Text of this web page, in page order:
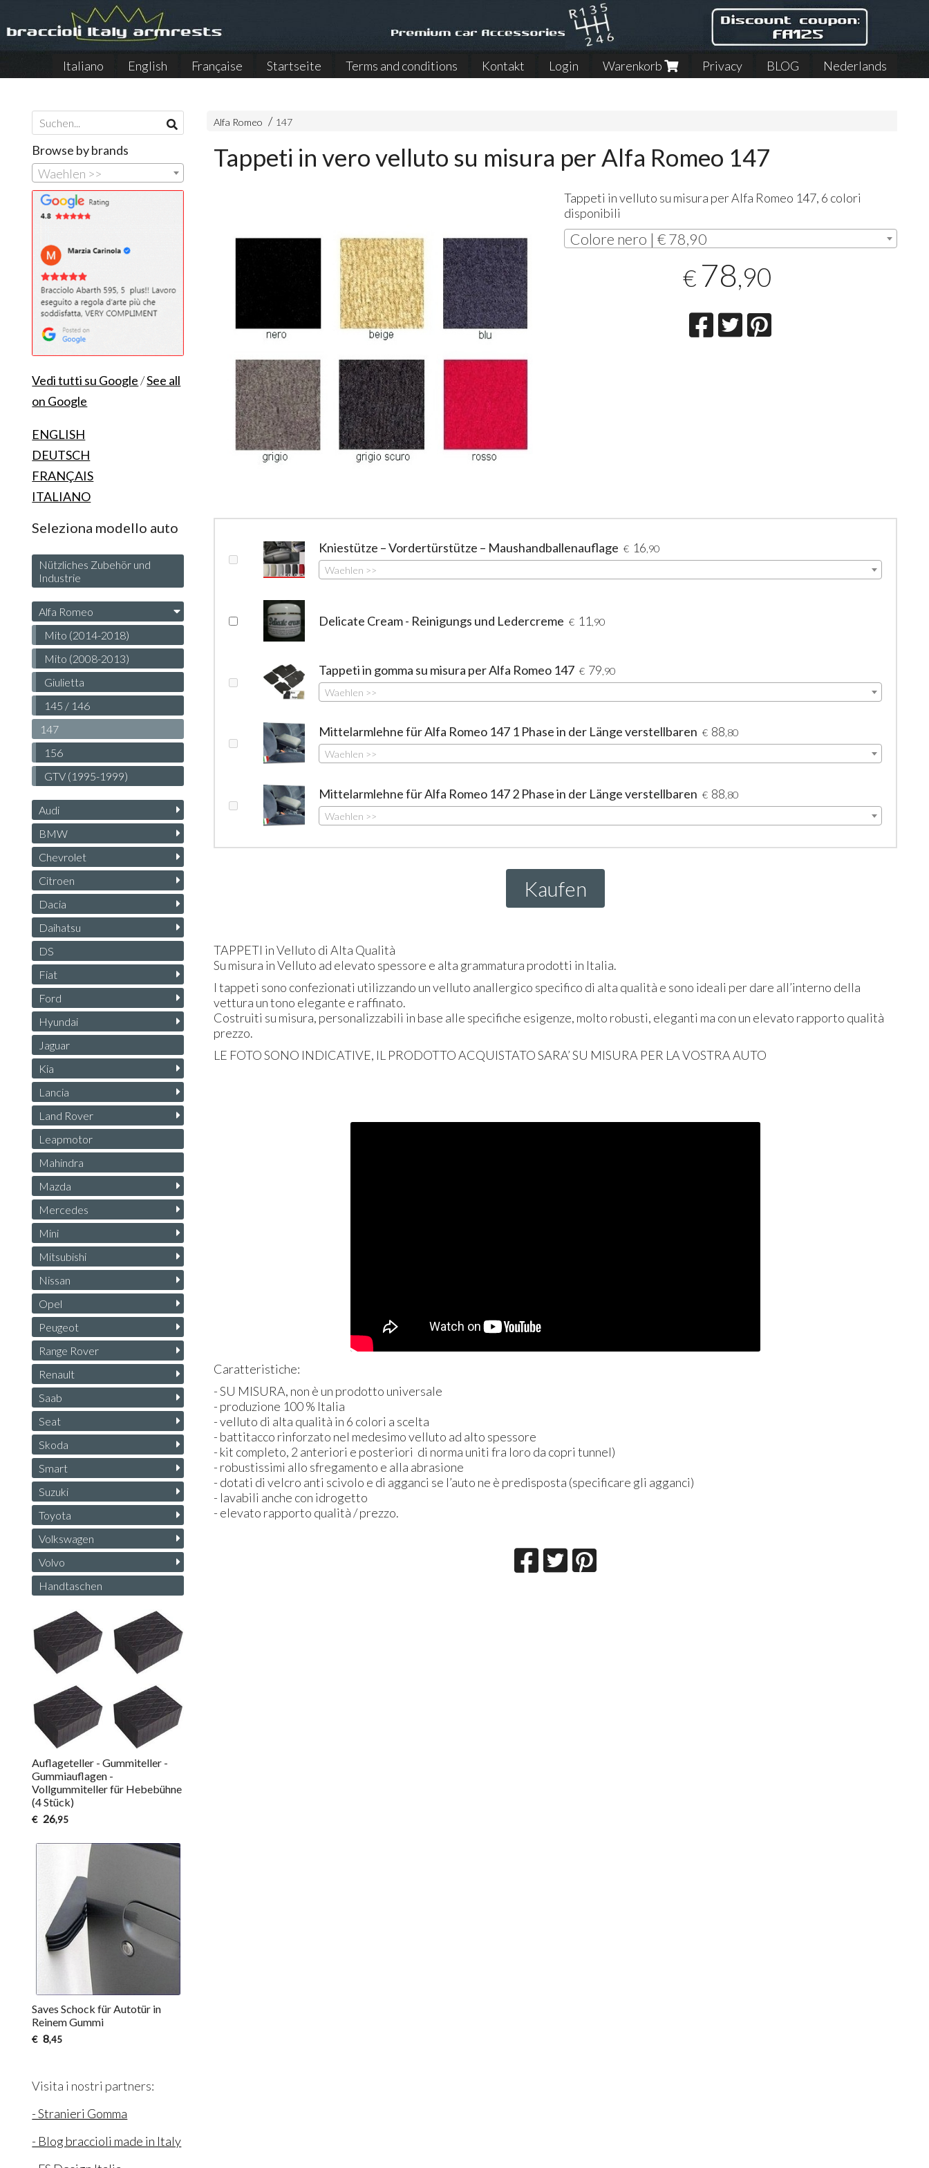
Italiano English Française Startseite Terms and conditions Kontakt Login Warenkorb Privacy BLOG Nederlands
Alfa Romeo 147
Tappeti in vero velluto su misura per Alfa Romeo 147
Tappeti in velluto su misura per Alfa Romeo 147, 6 colori
disponibili
Colore nero | € 78,90
€ 78,90
Kniestütze – Vordertürstütze – Maushandballenauflage € 16 ,90
Waehlen >>
Delicate Cream - Reinigungs und Ledercreme € 11 ,90
Tappeti in gomma su misura per Alfa Romeo 147 € 79 ,90
Waehlen >>
Mittelarmlehne für Alfa Romeo 147 1 Phase in der Länge verstellbaren € 88 ,80
Waehlen >>
Mittelarmlehne für Alfa Romeo 147 2 Phase in der Länge verstellbaren € 88 ,80
Waehlen >>
Kaufen
TAPPETI in Velluto di Alta Qualità
Su misura in Velluto ad elevato spessore e alta grammatura prodotti in Italia.
I tappeti sono confezionati utilizzando un velluto anallergico specifico di alta qualità e sono ideali per dare all’interno della
vettura un tono elegante e raffinato.
Costruiti su misura, personalizzabili in base alle specifiche esigenze, molto robusti, eleganti ma con un elevato rapporto qualità
prezzo.
LE FOTOSONO INDICATIVE, IL PRODOTTOACQUISTATOSARA’ SU MISURA PER LAVOSTRAAUTO
Caratteristiche:
- SU MISURA, non è un prodotto universale
- produzione 100 % Italia
- velluto di alta qualità in 6 colori a scelta
- battitacco rinforzato nel medesimo velluto ad alto spessore
- kit completo, 2 anteriori e posteriori di norma uniti fra loro da copri tunnel)
- robustissimi allo sfregamento e alla abrasione
- dotati di velcro anti scivolo e di agganci se l’auto ne è predisposta (specificare gli agganci)
- lavabili anche con idrogetto
- elevato rapporto qualità / prezzo.
Browse by brands
Waehlen >>
Vedi tutti su Google/See all
on Google
ENGLISH
DEUTSCH
FRANÇAIS
ITALIANO
Seleziona modello auto
Nützliches Zubehör und
Industrie
Alfa Romeo
Mito (2014-2018)
Mito (2008-2013)
Giulietta
145 / 146
147
156
GTV (1995-1999)
Audi
BMW
Chevrolet
Citroen
Dacia
Daihatsu
DS
Fiat
Ford
Hyundai
Jaguar
Kia
Lancia
Land Rover
Leapmotor
Mahindra
Mazda
Mercedes
Mini
Mitsubishi
Nissan
Opel
Peugeot
Range Rover
Renault
Saab
Seat
Skoda
Smart
Suzuki
Toyota
Volkswagen
Volvo
Handtaschen
Auflageteller - Gummiteller -
Gummiauflagen -
Vollgummiteller für Hebebühne
(4 Stück)
€ 26,95
Saves Schock für Autotür in
Reinem Gummi
€ 8,45
Visita i nostri partners:
- Stranieri Gomma
- Blog braccioli made in Italy